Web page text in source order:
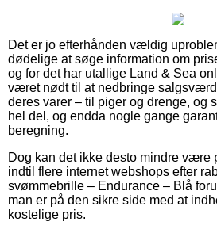
Det er jo efterhånden vældig
dødelige at søge information om
og for det har utallige Land & Sea
været nødt til at nedbringe
deres varer – til piger og drenge, og
hel del, og endda nogle gange
beregning.
Dog kan det ikke desto mindre være
indtil flere internet webshops efter
svømmebrille – Endurance – Blå
man er på den sikre side med at
kostelige pris.